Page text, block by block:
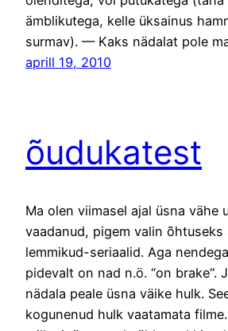
ämblikutega, kelle üksainus
surmav). — Kaks nädalat pole
aprill 19, 2010
õudukatest
Ma olen viimasel ajal üsna vähe
vaadanud, pigem valin õhtuseks
lemmikud-seriaalid. Aga
pidevalt on nad n.ö. “on brake“.
nädala peale üsna väike hulk.
kogunenud hulk vaatamata